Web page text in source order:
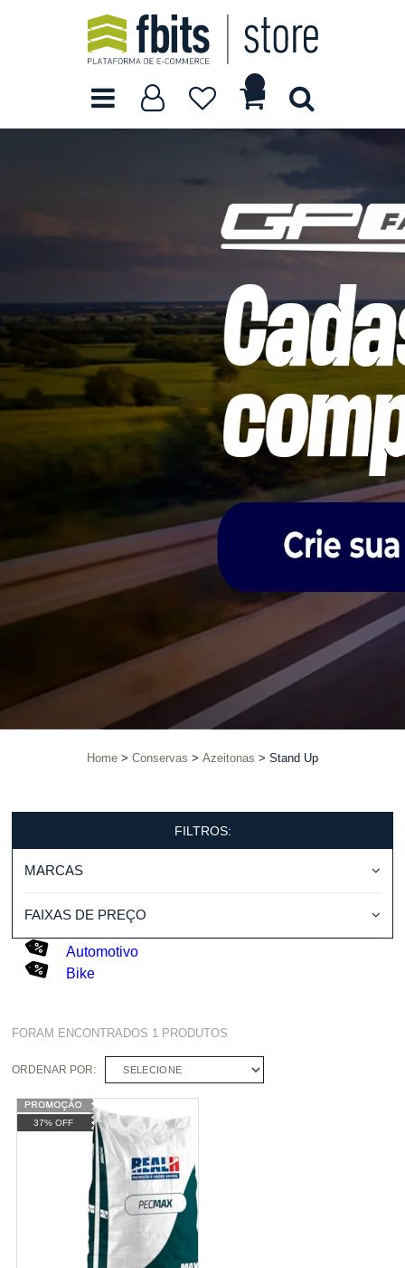
Home Conservas Azeitonas Stand Up
FILTROS:
MARCAS
FAIXAS DE PREÇO
Automotivo
Bike
FORAM ENCONTRADOS 1 PRODUTOS
ORDENAR POR: SELECIONE
37% OFF